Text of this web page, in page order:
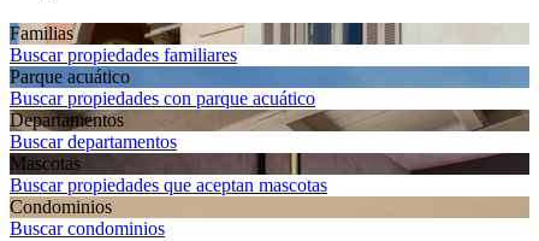
Familias
Buscar propiedades familiares
Parque acuático
Buscar propiedades con parque acuático
Departa­mentos
Buscar departamentos
Mascotas
Buscar propiedades que aceptan mascotas
Condominios
Buscar condominios